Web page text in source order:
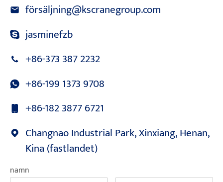
försäljning@kscranegroup.com
jasminefzb
+86-373 387 2232
+86-199 1373 9708
+86-182 3877 6721
Changnao Industrial Park, Xinxiang, Henan,
Kina (fastlandet)
namn